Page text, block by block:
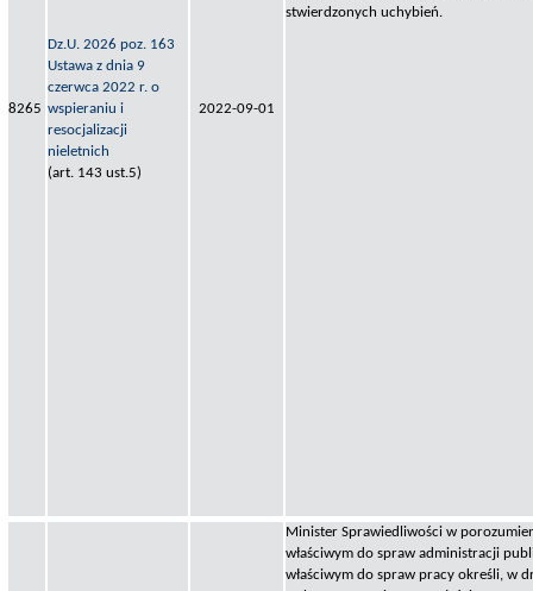
8265
Dz.U. 2026 poz. 163
Ustawa z dnia 9
czerwca 2022 r. o
wspieraniu i
resocjalizacji
nieletnich
(art. 143 ust.5)
2022-09-01
stwierdzonych uchybień.
Minister Sprawiedliwości w
właściwym do spraw administracji
właściwym do spraw pracy określi, w